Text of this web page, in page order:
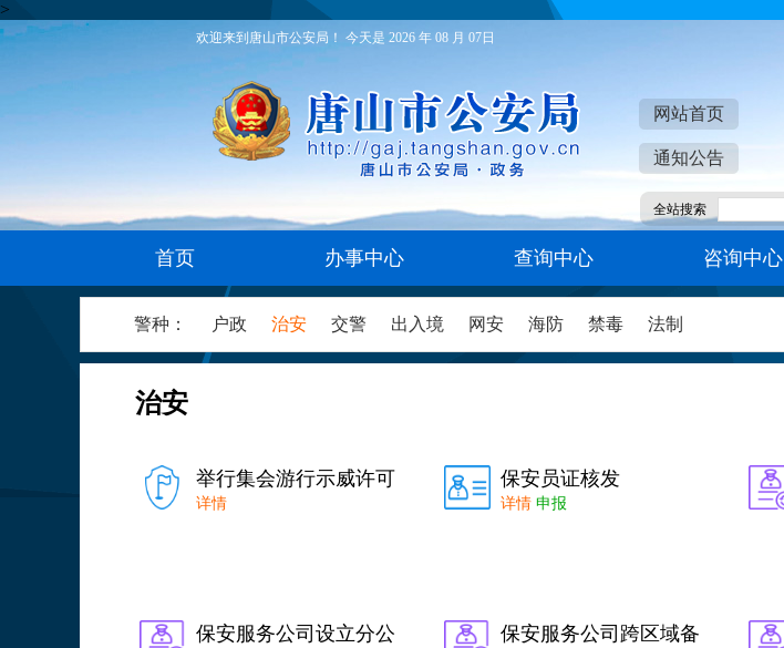
>
欢迎来到唐山市公安局！ 今天是 2026 年 08 月 07日
网站首页
通知公告
全站搜索
首页 办事中心 查询中心 咨询中心
警种： 户政 治安 交警 出入境 网安 海防 禁毒 法制
治安
举行集会游行示威许可
详情
保安员证核发
详情 申报
保安服务公司设立分公
保安服务公司跨区域备